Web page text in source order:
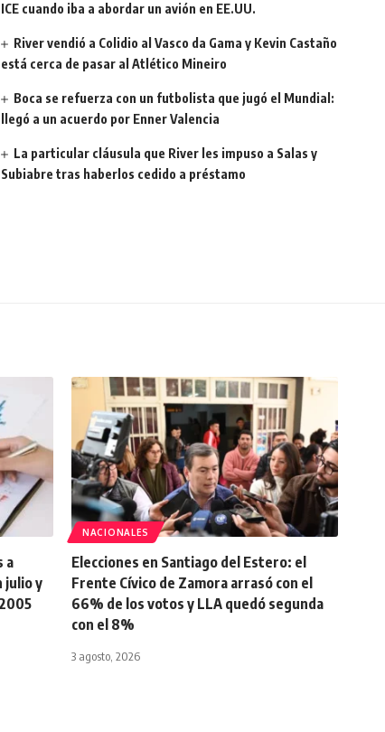
ICE cuando iba a abordar un avión en EE.UU.
River vendió a Colidio al Vasco da Gama y Kevin Castaño
está cerca de pasar al Atlético Mineiro
Boca se refuerza con un futbolista que jugó el Mundial:
llegó a un acuerdo por Enner Valencia
La particular cláusula que River les impuso a Salas y
Subiabre tras haberlos cedido a préstamo
a
julio y
NACIONALES
Elecciones en Santiago del Estero: el
Frente Cívico de Zamora arrasó con el
66% de los votos y LLA quedó segunda
con el 8%
3 agosto, 2026